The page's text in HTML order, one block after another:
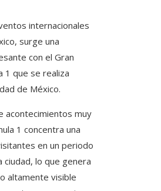
internacionales
surge una
con el Gran
1 que se realiza
de México.
acontecimientos muy
1 concentra una
en un periodo
ciudad, lo que genera
altamente visible